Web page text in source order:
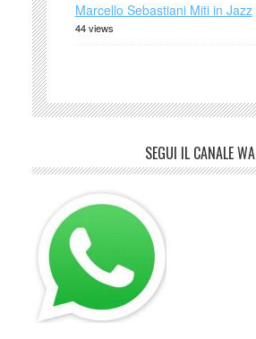
Marcello Sebastiani Miti in Jazz
44 views
SEGUI IL CANALE WA